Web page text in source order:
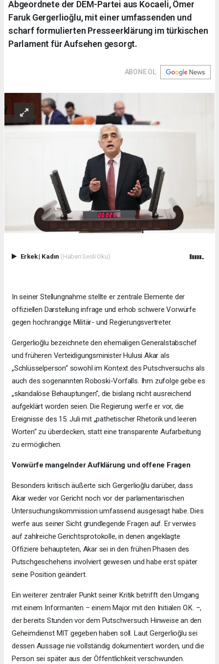
Abgeordnete der DEM-Partei aus Kocaeli, Ömer
Faruk Gergerlioğlu, mit einer umfassenden und
scharf formulierten Presseerklärung im türkischen
Parlament für Aufsehen gesorgt.
ABONE OL
Erkek| Kadın (Haberi Sesli Oku)
In seiner Stellungnahme stellte er zentrale Elemente der
offiziellen Darstellung infrage und erhob schwere Vorwürfe
gegen hochrangige Militär- und Regierungsvertreter.
Gergerlioğlu bezeichnete den ehemaligen Generalstabschef
und früheren Verteidigungsminister Hulusi Akar als
„Schlüsselperson“ sowohl im Kontext des Putschversuchs als
auch des sogenannten Roboski-Vorfalls. Ihm zufolge gebe es
„skandalöse Behauptungen“, die bislang nicht ausreichend
aufgeklärt worden seien. Die Regierung werfe er vor, die
Ereignisse des 15. Juli mit „pathetischer Rhetorik und leeren
Worten“ zu überdecken, statt eine transparente Aufarbeitung
zu ermöglichen.
Vorwürfe mangelnder Aufklärung und offene Fragen
Besonders kritisch äußerte sich Gergerlioğlu darüber, dass
Akar weder vor Gericht noch vor der parlamentarischen
Untersuchungskommission umfassend ausgesagt habe. Dies
werfe aus seiner Sicht grundlegende Fragen auf. Er verwies
auf zahlreiche Gerichtsprotokolle, in denen angeklagte
Offiziere behaupteten, Akar sei in den frühen Phasen des
Putschgeschehens involviert gewesen und habe erst später
seine Position geändert.
Ein weiterer zentraler Punkt seiner Kritik betrifft den Umgang
mit einem Informanten – einem Major mit den Initialen O.K. –,
der bereits Stunden vor dem Putschversuch Hinweise an den
Geheimdienst MIT gegeben haben soll. Laut Gergerlioğlu sei
dessen Aussage nie vollständig dokumentiert worden, und die
Person sei später aus der Öffentlichkeit verschwunden.